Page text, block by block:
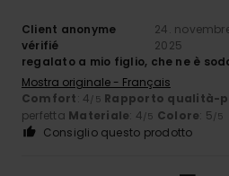
Client anonyme
vérifié
24.
2025
regalato a mio figlio, che ne è
Mostra originale - Français
Comfort: 4 /5 Rapporto qualità-
perfetta Materiale: 4 /5 Colore: 5 /5
Consiglio questo prodotto